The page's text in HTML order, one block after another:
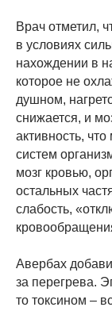
Врач отметил,
в условиях
нахождении в
которое не
душном,
снижается, и
активность,
систем
мозг кровью,
остальных
слабость,
Авербах
за перегрева.
то токсином –